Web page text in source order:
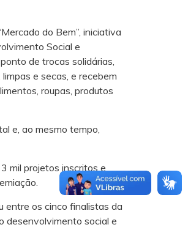
do Bem”, iniciativa
Social e
de trocas solidárias,
e secas, e recebem
roupas, produtos
e, ao mesmo tempo,
mil projetos inscritos e
entre os cinco finalistas da
desenvolvimento social e